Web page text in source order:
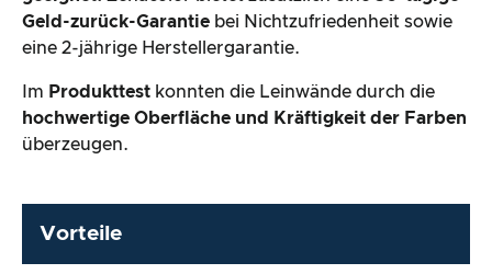
Geld-zurück-Garantie bei Nichtzufriedenheit sowie
eine 2-jährige Herstellergarantie.
Im Produkttest konnten die Leinwände durch die
hochwertige Oberfläche und Kräftigkeit der Farben
überzeugen.
Vorteile